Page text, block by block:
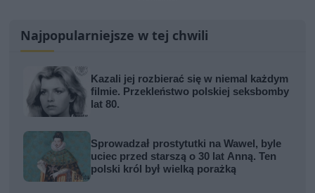
Najpopularniejsze w tej chwili
Kazali jej rozbierać się w niemal każdym
filmie. Przekleństwo polskiej seksbomby
lat 80.
Sprowadzał prostytutki na Wawel, byle
uciec przed starszą o 30 lat Anną. Ten
polski król był wielką porażką